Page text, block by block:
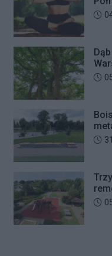
Data
Data
Data
Data